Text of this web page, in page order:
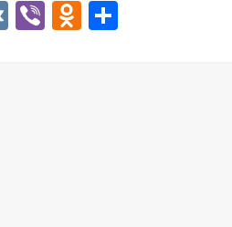
VK Viber